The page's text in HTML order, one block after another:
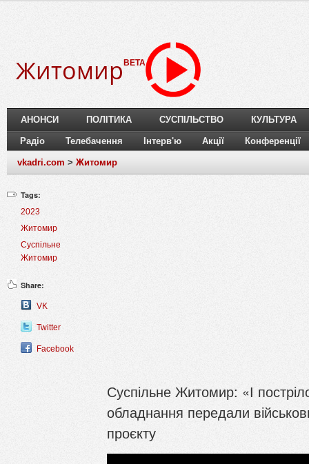
Житомир BETA
АНОНСИ ПОЛІТИКА СУСПІЛЬСТВО КУЛЬТУРА
Радіо Телебачення Інтерв'ю Акції Конференції
vkadri.com > Житомир
Tags:
2023
Житомир
Суспільне
Житомир
Share:
VK
Twitter
Facebook
Суспільне Житомир: «І
обладнання передали
проєкту